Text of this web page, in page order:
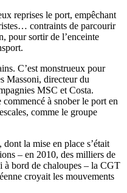
reprises le port, empêchant
contraints de parcourir
pour sortir de l’enceinte
C’est monstrueux pour
Massoni, directeur du
MSC et Costa.
à snober le port en
comme le groupe
la mise en place s’était
– en 2010, des milliers de
à bord de chaloupes – la CGT
croyait les mouvements